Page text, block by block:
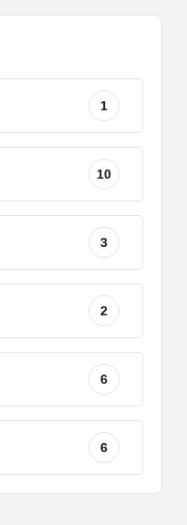
1
10
3
2
6
6